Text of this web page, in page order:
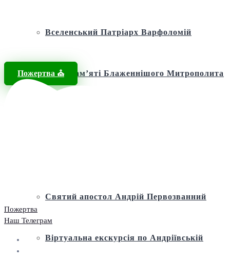
Вселенський Патріарх Варфоломій
Фонд пам’яті Блаженнішого Митрополита
Святий апостол Андрій Первозванний
Віртуальна екскурсія по Андріївській
Пожертва ⛪️
Пожертва
Наш Телеграм